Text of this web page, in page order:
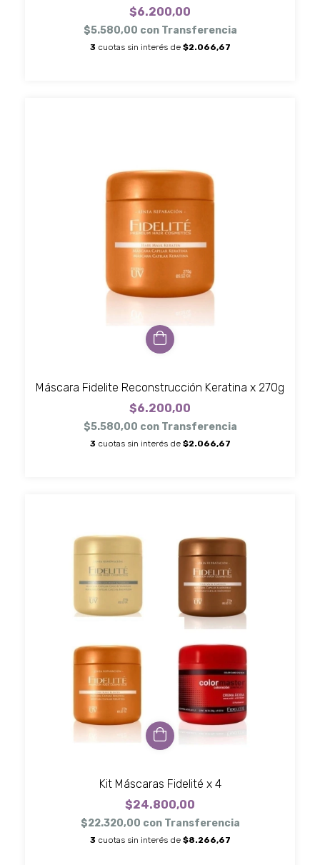
$6.200,00
$5.580,00 con Transferencia
3 cuotas sin interés de $2.066,67
Máscara Fidelite Reconstrucción Keratina x 270g
$6.200,00
$5.580,00 con Transferencia
3 cuotas sin interés de $2.066,67
Kit Máscaras Fidelité x 4
$24.800,00
$22.320,00 con Transferencia
3 cuotas sin interés de $8.266,67